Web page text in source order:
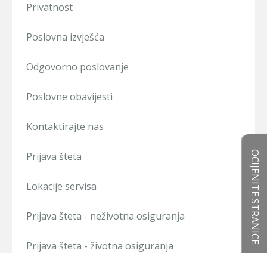
Privatnost
Poslovna izvješća
Odgovorno poslovanje
Poslovne obavijesti
Kontaktirajte nas
Prijava šteta
Lokacije servisa
Prijava šteta - neživotna osiguranja
Prijava šteta - životna osiguranja
OCIJENITE STRANICE